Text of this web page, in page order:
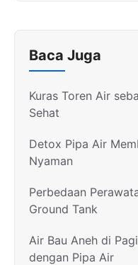
Baca Juga
Kuras Toren Air
Sehat
Detox Pipa Air
Nyaman
Perbedaan
Ground Tank
Air Bau Aneh di
dengan Pipa Air